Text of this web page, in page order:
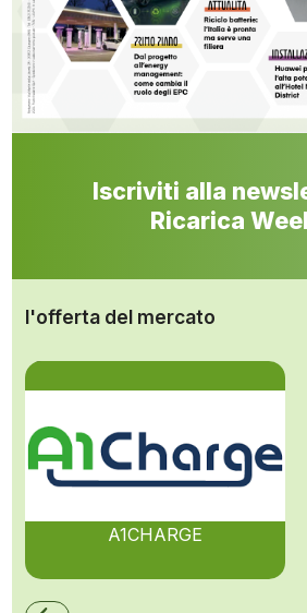
Iscriviti alla
Ricarica
l'offerta del mercato
A1CHARGE